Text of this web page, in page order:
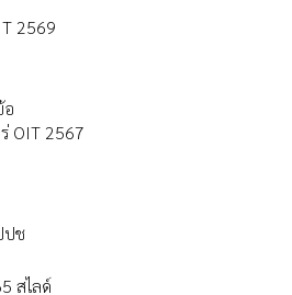
2569
อ
OIT 2567
ปช
สไลด์